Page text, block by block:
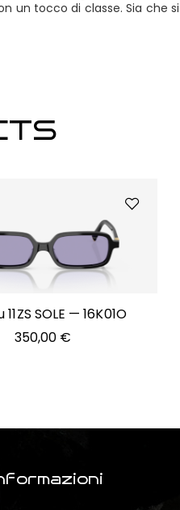
un tocco di classe. Sia
11ZS SOLE — 16K01O
350,00 €